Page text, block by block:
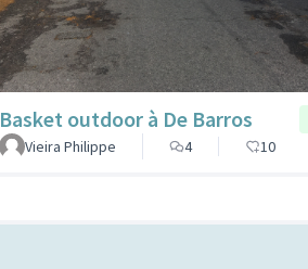
Basket outdoor à De Barros
Vieira Philippe
4 10